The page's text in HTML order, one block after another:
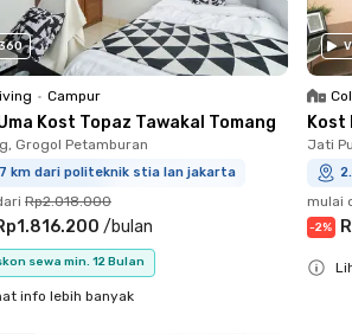
• Campur
Kost Topaz Tawakal Tomang
Grogol Petamburan
km dari politeknik stia lan jakarta
Rp2.018.000
/bulan
sewa min. 12 Bulan
info lebih banyak
Kost
Jati
mulai
-2%